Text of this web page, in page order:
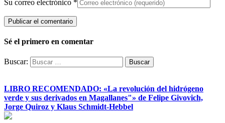
Su correo electrónico *
Sé el primero en comentar
Buscar:
LIBRO RECOMENDADO: «La revolución del hidrógeno
verde y sus derivados en Magallanes"» de Felipe Givovich,
Jorge Quiroz y Klaus Schmidt-Hebbel